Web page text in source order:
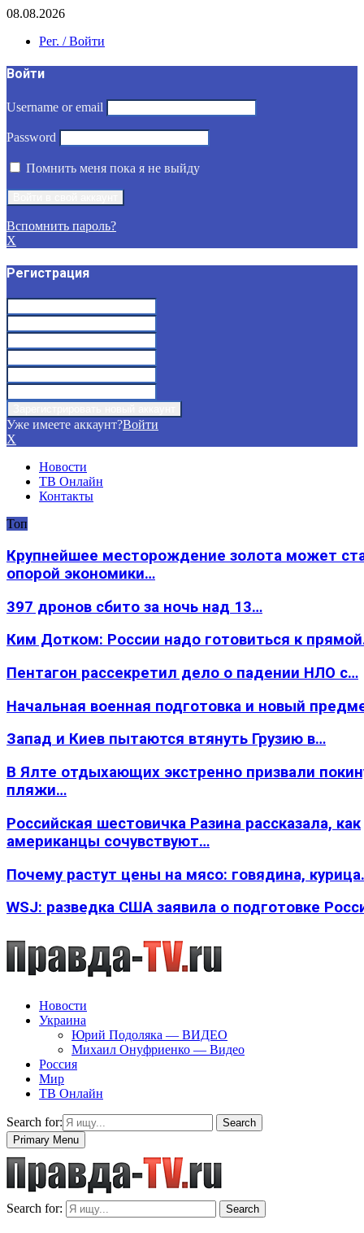
08.08.2026
Рег. / Войти
Войти
Username or email
Password
Помнить меня пока я не выйду
Вспомнить пароль?
X
Регистрация
Уже имеете аккаунт?Войти
X
Новости
ТВ Онлайн
Контакты
Топ
Крупнейшее месторождение золота может
опорой экономики…
397 дронов сбито за ночь над 13…
Ким Дотком: России надо готовиться к
Пентагон рассекретил дело о падении НЛО с…
Начальная военная подготовка и новый
Запад и Киев пытаются втянуть Грузию в…
В Ялте отдыхающих экстренно призвали
пляжи…
Российская шестовичка Разина рассказала, как
американцы сочувствуют…
Почему растут цены на мясо: говядина,
WSJ: разведка США заявила о подготовке
Новости
Украина
Юрий Подоляка — ВИДЕО
Михаил Онуфриенко — Видео
Россия
Мир
ТВ Онлайн
Search for:
Search
Primary Menu
Search for: Search